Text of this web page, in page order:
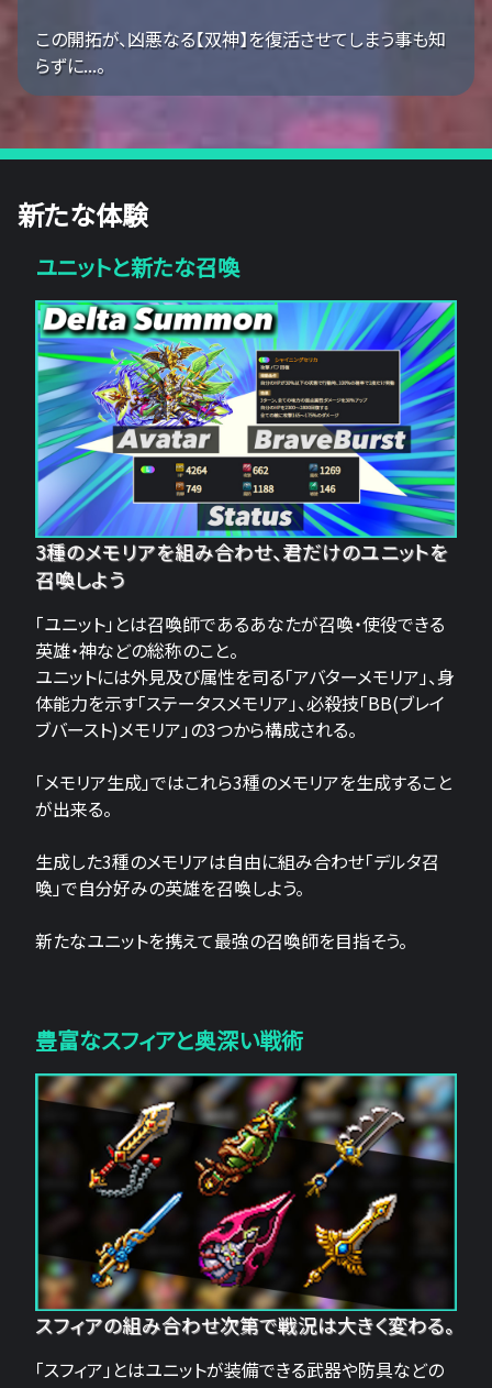
この開拓が、凶悪なる【双神】を復活させてしまう事も知
らずに...。
新たな体験
ユニットと新たな召喚
3種のメモリアを組み合わせ、君だけのユニットを
召喚しよう
「ユニット」とは召喚師であるあなたが召喚・使役できる
英雄・神などの総称のこと。
ユニットには外見及び属性を司る「アバターメモリア」、身
体能力を示す「ステータスメモリア」、必殺技「BB(ブレイ
ブバースト)メモリア」の3つから構成される。
「メモリア生成」ではこれら3種のメモリアを生成すること
が出来る。
生成した3種のメモリアは自由に組み合わせ「デルタ召
喚」で自分好みの英雄を召喚しよう。
新たなユニットを携えて最強の召喚師を目指そう。
豊富なスフィアと奥深い戦術
スフィアの組み合わせ次第で戦況は大きく変わる。
「スフィア」とはユニットが装備できる武器や防具などの